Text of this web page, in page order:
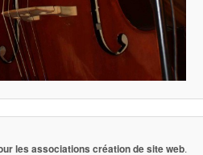
les associations création de site web.